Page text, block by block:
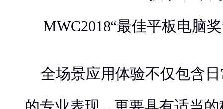
MWC2018“最佳平板电脑
全场景应用体验不仅包含